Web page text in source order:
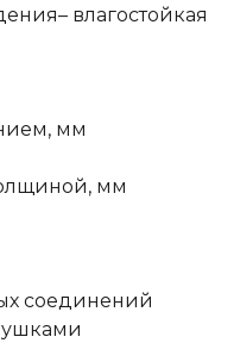
влагостойкая
мм
мм
соединений